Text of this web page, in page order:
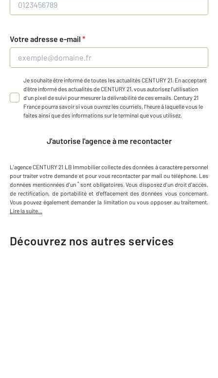
Votre adresse e-mail *
Je souhaite être informé de toutes les actualités CENTURY 21. En acceptant
d'être informé des actualités de CENTURY 21, vous autorisez l'utilisation
d'un pixel de suivi pour mesurer la délivrabilité de ces emails. Century 21
France pourra savoir si vous ouvrez les courriels, l'heure à laquelle vous le
faites ainsi que des informations sur le terminal que vous utilisez.
J'autorise l'agence à me recontacter
L'agenceCENTURY 21 LB Immobiliercollecte des données à caractère personnel
pour traiter votre demande et pour vous recontacter par mail ou téléphone. Les
données mentionnées d'un * sont obligatoires. Vous disposez d'un droit d'accès,
de rectification, de portabilité et d'effacement des données vous concernant.
Vous pouvez également demander la limitation ou vous opposer au traitement.
Lire la suite...
Découvrez nos autres services